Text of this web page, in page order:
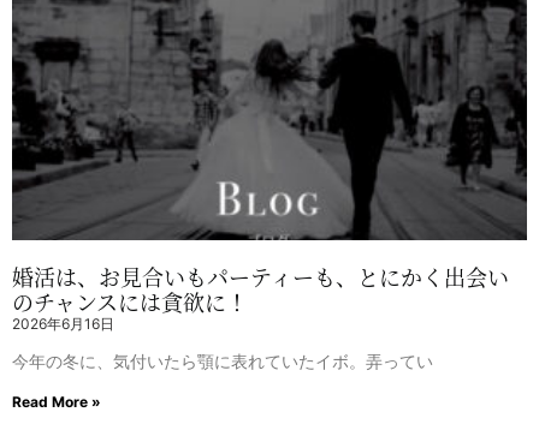
婚活は、お見合いもパーティーも、とにかく出会い
のチャンスには貪欲に！
2026年6月16日
今年の冬に、気付いたら顎に表れていたイボ。弄ってい
Read More »